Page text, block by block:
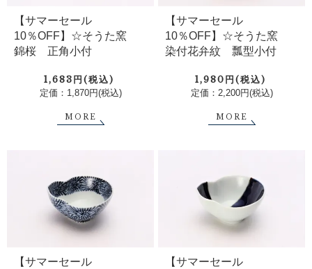
【サマーセール
10％OFF】☆そうた窯
錦桜 正角小付
1,683円(税込)
定価：1,870円(税込)
MORE
【サマーセール
10％OFF】☆そうた窯
染付花弁紋 瓢型小付
1,980円(税込)
定価：2,200円(税込)
MORE
【サマーセール
【サマーセール